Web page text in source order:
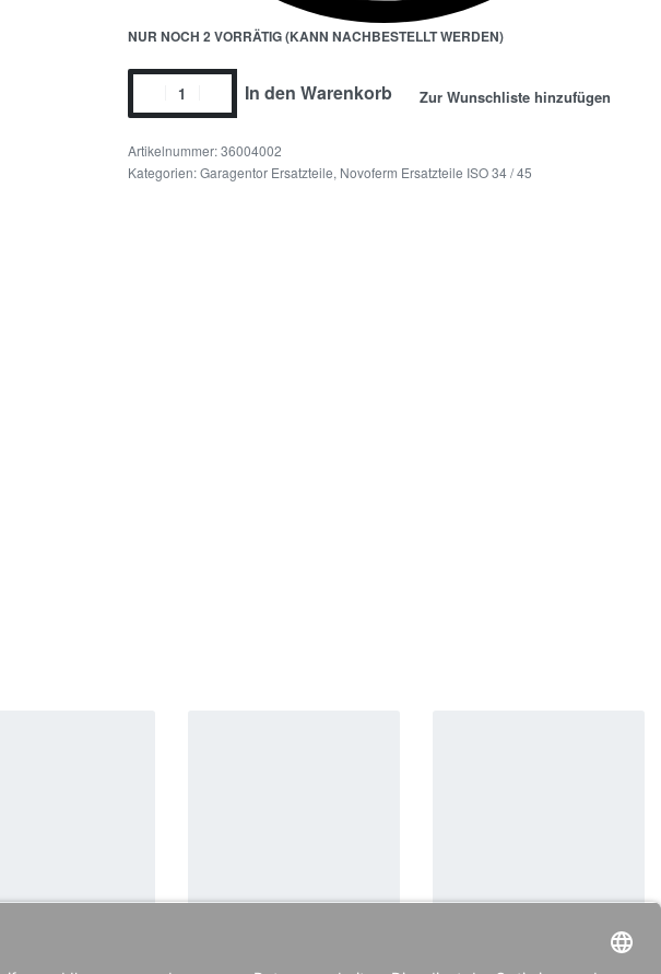
NUR NOCH 2 VORRÄTIG (KANN NACHBESTELLT WERDEN)
In den Warenkorb Zur Wunschliste hinzufügen
36004002
Kategorien:Garagentor Ersatzteile, Novoferm Ersatzteile ISO 34 / 45